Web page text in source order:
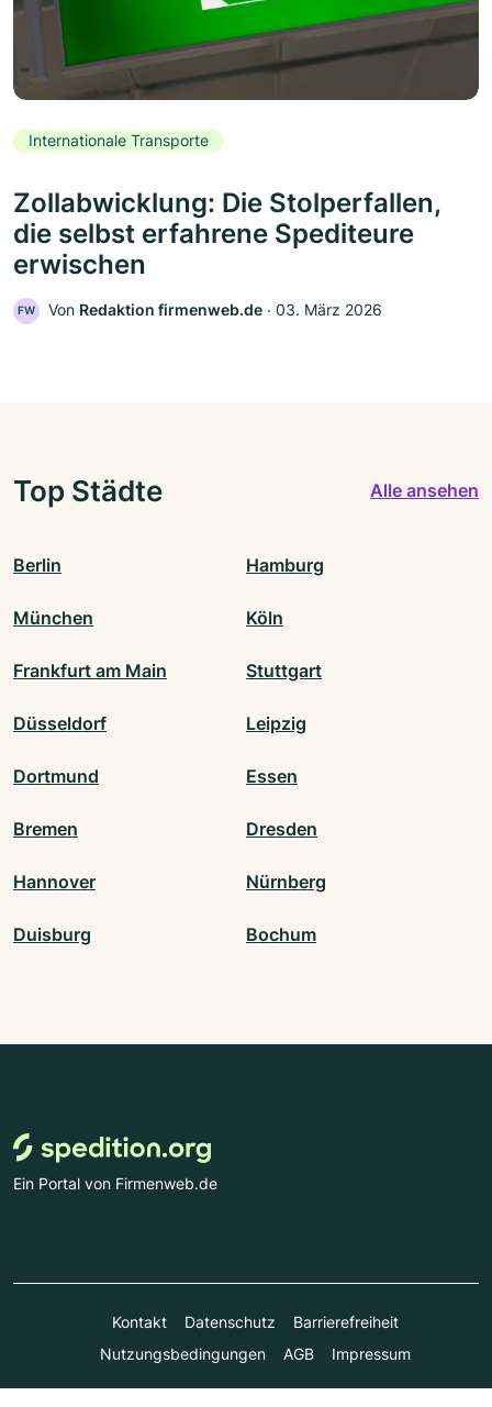
Internationale Transporte
Zollabwicklung: Die Stolperfallen,
die selbst erfahrene Spediteure
erwischen
FW Von Redaktion firmenweb.de ‧ 03. März 2026
Top Städte Alle ansehen
Berlin Hamburg
München Köln
Frankfurt am Main Stuttgart
Düsseldorf Leipzig
Dortmund Essen
Bremen Dresden
Hannover Nürnberg
Duisburg Bochum
Ein Portal von Firmenweb.de
Kontakt Datenschutz
Barrierefreiheit
Nutzungsbedingungen
AGB Impressum